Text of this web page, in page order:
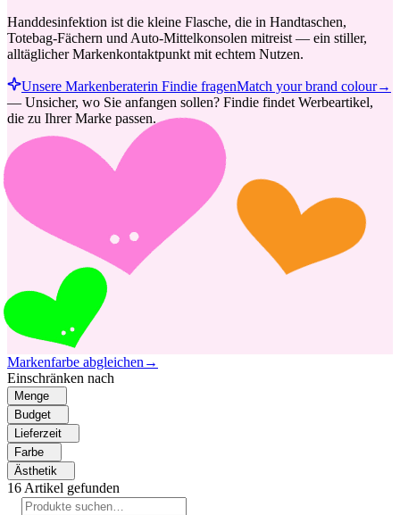
Handdesinfektion ist die kleine Flasche, die in Handtaschen,
Totebag-Fächern und Auto-Mittelkonsolen mitreist — ein stiller,
alltäglicher Markenkontaktpunkt mit echtem Nutzen.
Unsere Markenberaterin Findie fragenMatch your brand colour→
— Unsicher, wo Sie anfangen sollen? Findie findet Werbeartikel,
die zu Ihrer Marke passen.
Markenfarbe abgleichen →
Einschränken nach
Menge
Budget
Lieferzeit
Farbe
Ästhetik
16 Artikel gefunden